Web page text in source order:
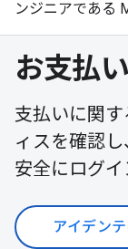
ンジニアである
お支払
支払いに関
ィスを確認
安全にログイ
アイデン